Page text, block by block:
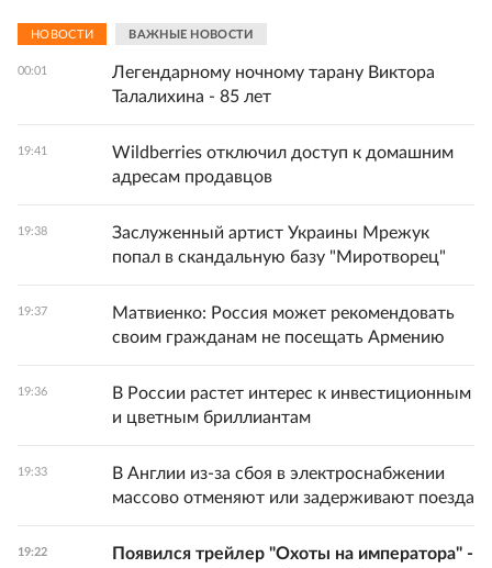
НОВОСТИ ВАЖНЫЕ НОВОСТИ
00:01
Легендарному ночному тарану Виктора
Талалихина - 85 лет
19:41
Wildberries отключил доступ к домашним
адресам продавцов
19:38
Заслуженный артист Украины Мрежук
попал в скандальную базу "Миротворец"
19:37
Матвиенко: Россия может рекомендовать
своим гражданам не посещать Армению
19:36
В России растет интерес к инвестиционным
и цветным бриллиантам
19:33
В Англии из-за сбоя в электроснабжении
массово отменяют или задерживают поезда
19:22
Появился трейлер "Охоты на императора" -